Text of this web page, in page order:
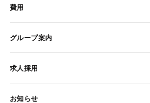
費用
グループ案内
求人採用
お知らせ